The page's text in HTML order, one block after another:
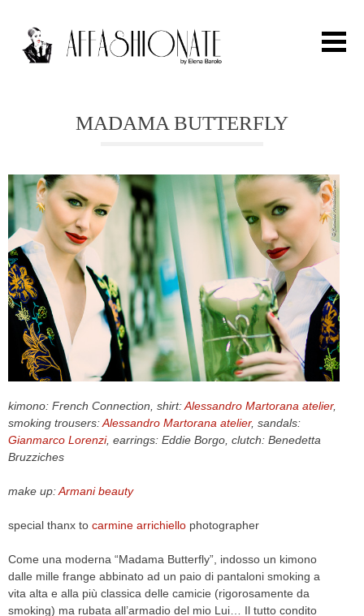
FASHION
OUTFIT
BEAUTY
TRAVEL
PARTIES
VIDEO
ABOUT
ARCHIVES
CONTACT
MADAMA BUTTERFLY
kimono: French Connection, shirt:Alessandro Martorana atelier,
smoking trousers:Alessandro Martorana atelier, sandals:
Gianmarco Lorenzi, earrings: Eddie Borgo, clutch: Benedetta
Bruzziches
make up:Armani beauty
special thanx to carmine arrichiello photographer
Come una moderna “Madama Butterfly”, indosso un kimono
dalle mille frange abbinato ad un paio di pantaloni smoking a
vita alta e alla più classica delle camicie (rigorosamente da
smoking) ma rubata all’armadio del mio Lui… Il tutto condito